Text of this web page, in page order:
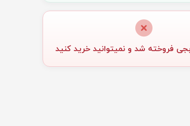
فروخته شد و نمیتوانید خرید کنید